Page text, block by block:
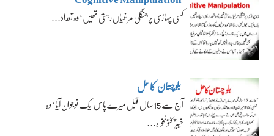
کسی پہاڑی پر جنگلی مرغیاں رہتی تھیں‘ وہ تعداد…
بلوچستان کا حل
آج سے 15 سال قبل میرے پاس ایک نوجوان آیا‘ وہ
خیبرپختونخواہ…